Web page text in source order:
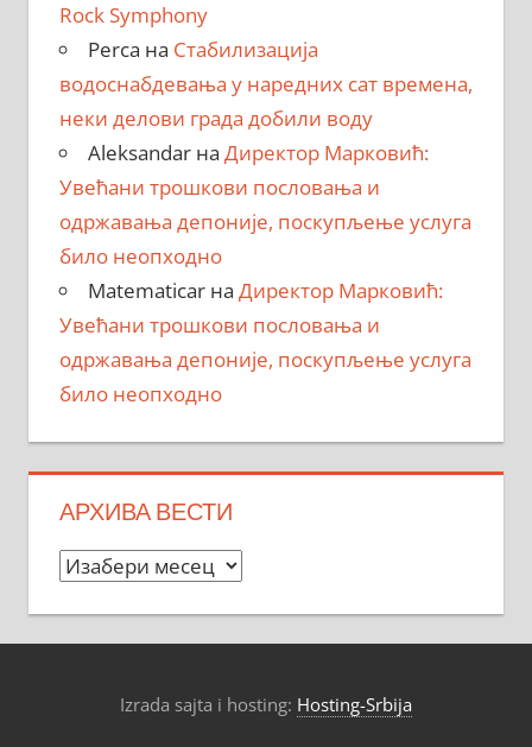
Rock Symphony
Perca на Стабилизација
водоснабдевања у наредних сат времена,
неки делови града добили воду
Aleksandarна Директор Марковић:
Увећани трошкови пословања и
одржавања депоније, поскупљење услуга
било неопходно
Matematicarна Директор Марковић:
Увећани трошкови пословања и
одржавања депоније, поскупљење услуга
било неопходно
АРХИВА ВЕСТИ
Архива
Izrada sajta i hosting: Hosting-Srbija